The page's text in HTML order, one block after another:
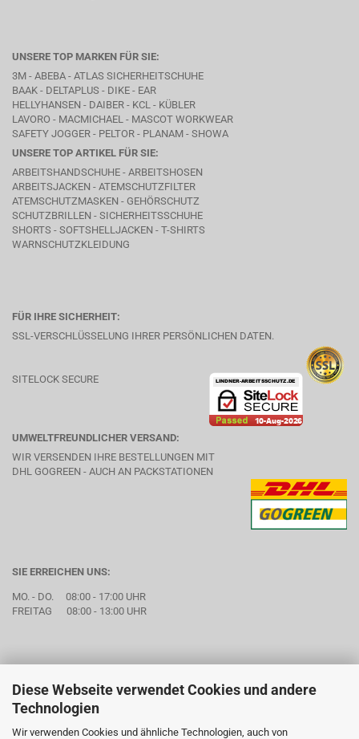
Diese Webseite verwendet Cookies und andere
Technologien
Wir verwenden Cookies und ähnliche Technologien, auch von
UNSERE TOP MARKEN FÜR SIE:
3M - ABEBA - ATLAS SICHERHEITSCHUHE
BAAK - DELTAPLUS - DIKE - EAR
HELLYHANSEN - DAIBER - KCL - KÜBLER
LAVORO - MACMICHAEL - MASCOT WORKWEAR
SAFETY JOGGER - PELTOR - PLANAM - SHOWA
UNSERE TOP ARTIKEL FÜR SIE:
ARBEITSHANDSCHUHE - ARBEITSHOSEN
ARBEITSJACKEN - ATEMSCHUTZFILTER
ATEMSCHUTZMASKEN - GEHÖRSCHUTZ
SCHUTZBRILLEN - SICHERHEITSSCHUHE
SHORTS - SOFTSHELLJACKEN - T-SHIRTS
WARNSCHUTZKLEIDUNG
FÜR IHRE SICHERHEIT:
SSL-VERSCHLÜSSELUNG IHRER PERSÖNLICHEN DATEN.
SITELOCK SECURE
UMWELTFREUNDLICHER VERSAND:
WIR VERSENDEN IHRE BESTELLUNGEN MIT
DHL GOGREEN - AUCH AN PACKSTATIONEN
SIE ERREICHEN UNS:
MO. - DO. 08:00 - 17:00 UHR
FREITAG 08:00 - 13:00 UHR